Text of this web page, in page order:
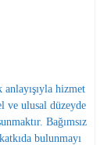
hizmet
ve ulusal düzeyde
Bağımsız
bulunmayı